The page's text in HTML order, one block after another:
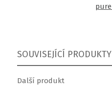
pure
SOUVISEJÍCÍ PRODUKTY
Další produkt